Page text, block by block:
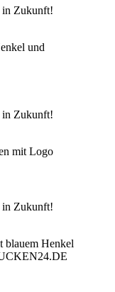
in Zukunft!
in Zukunft!
in Zukunft!